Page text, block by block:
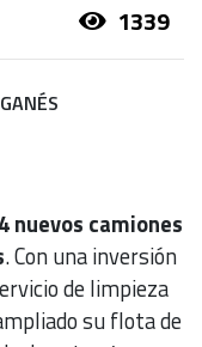
1339
4 nuevos camiones
. Con una inversión
de limpieza
su flota de